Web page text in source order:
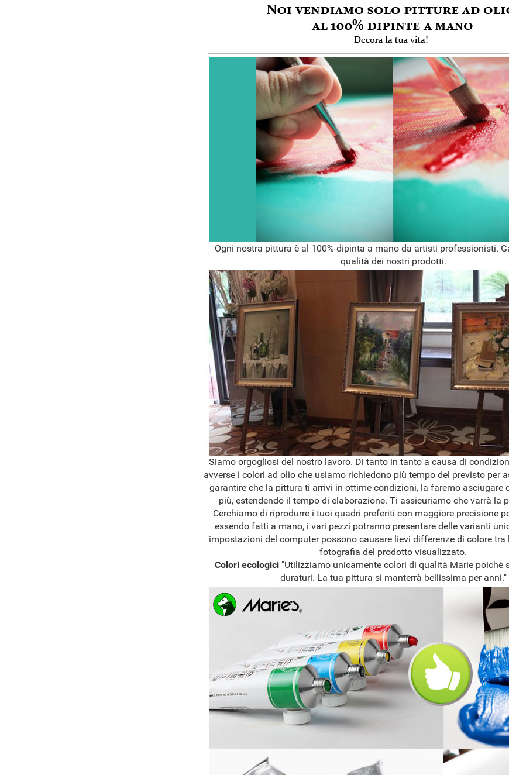
Ogni nostra pittura è al 100% dipinta a mano da artisti professionisti.
qualità dei nostri prodotti.
Siamo orgogliosi del nostro lavoro. Di tanto in tanto a causa di
avverse i colori ad olio che usiamo richiedono più tempo del previsto per
garantire che la pittura ti arrivi in ottime condizioni, la faremo asciugare
più, estendendo il tempo di elaborazione. Ti assicuriamo che varrà la
Cerchiamo di riprodurre i tuoi quadri preferiti con maggiore precisione
essendo fatti a mano, i vari pezzi potranno presentare delle varianti
impostazioni del computer possono causare lievi differenze di colore tra
fotografia del prodotto visualizzato.
Colori ecologici "Utilizziamo unicamente colori di qualità Marie poichè
duraturi. La tua pittura si manterrà bellissima per anni."